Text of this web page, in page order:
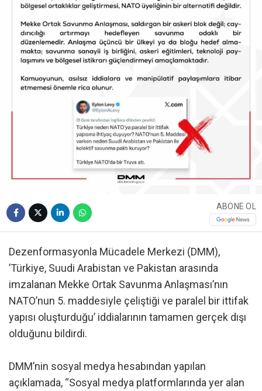
ABONE OL
Dezenformasyonla Mücadele Merkezi (DMM),
’Türkiye, Suudi Arabistan ve Pakistan arasında
imzalanan Mekke Ortak Savunma Anlaşması’nın
NATO’nun 5. maddesiyle çeliştiği ve paralel bir ittifak
yapısı oluşturduğu’ iddialarının tamamen gerçek dışı
olduğunu bildirdi.
DMM’nin sosyal medya hesabından yapılan
açıklamada, “Sosyal medya platformlarında yer alan